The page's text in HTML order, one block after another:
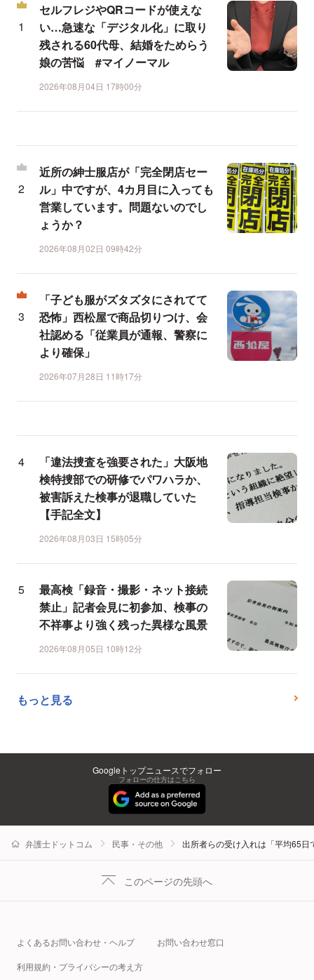
セルフレジやQRコードが使えな
い…急速な「デジタル化」に取り
残される60代母、結婚をためらう
娘の苦悩 #マイノーマル
2026年08月04日 17時00分
近所の紳士服店が「完全閉店セー
ル」中ですが、4カ月目に入っても
営業しています。問題ないのでし
ょうか？
2026年08月02日 09時42分
「子ども服がズタズタにされてて
恐怖」西松屋で商品切りつけ、会
社認める「従業員が通報、警察に
より確保」
2026年07月28日 11時17分
「違法捜査を強要された」大阪地
検特捜部での研修でパワハラか、
被害訴えた検事が退職していた
【手記全文】
2026年08月03日 15時05分
最高検「録音・撮影・ネット接続
禁止」記者会見に初参加、検事の
不祥事より強く残った異様な風景
2026年08月05日 10時12分
もっと見る
Googleトップニュースでフォロー
フォローの仕方はこちら
弁護士ドットコム 民事・その他 出所者らの受け入れは「平均65
このページの先頭へ
よくあるお問い合わせ・ヘルプ お問い合わせ窓口
利用規約・プライバシーの考え方